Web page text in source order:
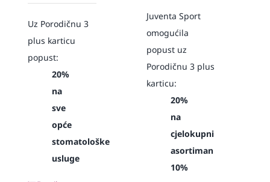
Uz Porodičnu 3
plus karticu
popust:
20%
na
sve
opće
stomatološke
usluge
Juventa Sport
omogućila
popust uz
Porodičnu 3 plus
karticu:
20%
na
cjelokupni
asortiman
10%